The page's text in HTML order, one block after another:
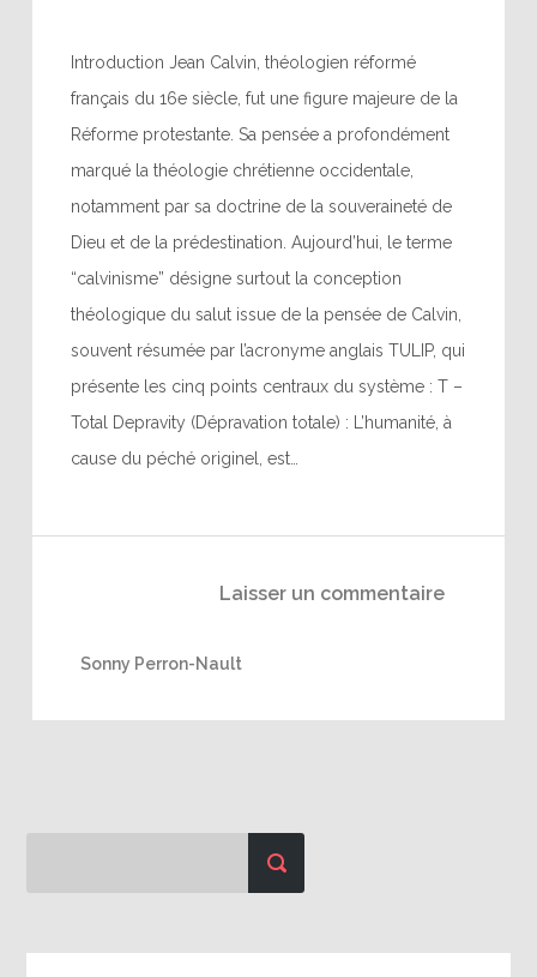
Introduction Jean Calvin, théologien réformé
français du 16e siècle, fut une figure majeure de la
Réforme protestante. Sa pensée a profondément
marqué la théologie chrétienne occidentale,
notamment par sa doctrine de la souveraineté de
Dieu et de la prédestination. Aujourd’hui, le terme
“calvinisme” désigne surtout la conception
théologique du salut issue de la pensée de Calvin,
souvent résumée par l’acronyme anglais TULIP, qui
présente les cinq points centraux du système : T –
Total Depravity (Dépravation totale) : L’humanité, à
cause du péché originel, est…
Laisser un commentaire
Sonny Perron-Nault